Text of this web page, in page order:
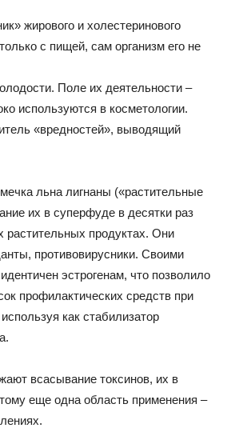
жирового и холестеринового
с пищей, сам организм его не
Поле их деятельности –
используются в косметологии.
«вредностей», выводящий
льна лигнаны («растительные
их в суперфуде в десятки раз
продуктах. Они
противовирусники. Своими
эстрогенам, что позволило
профилактических средств при
как стабилизатор
всасывание токсинов, их в
еще одна область применения –